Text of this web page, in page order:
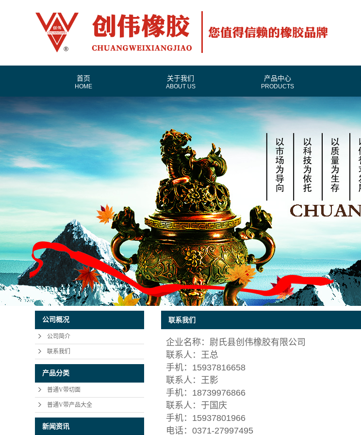
首页
HOME
关于我们
ABOUT US
公司简介
联系我们
产品中心
PRODUCTS
普通V带切面
公司概况
公司简介
联系我们
产品分类
普通V带切面
普通V带产品大全
新闻资讯
联系我们
企业名称：尉氏县创伟橡胶有限公司
联系人：王总
手机：15937816658
联系人：王影
手机：18739976866
联系人：于国庆
手机：15937801966
电话：0371-27997495